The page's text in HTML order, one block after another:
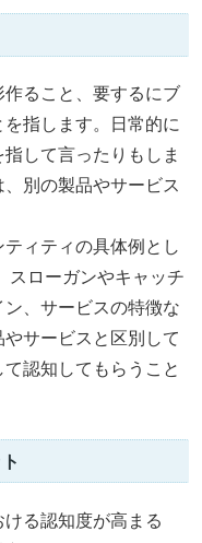
ること、要するにブ
指します。日常的に
して言ったりもしま
別の製品やサービス
ィティの具体例とし
スローガンやキャッチ
、サービスの特徴な
サービスと区別して
認知してもらうこと
る認知度が高まる